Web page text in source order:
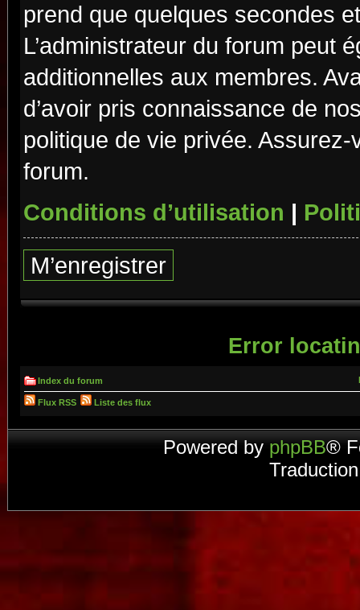
prend que quelques secondes
L’administrateur du forum peut
additionnelles aux membres.
d’avoir pris connaissance de
politique de vie privée.
forum.
Conditions d’utilisation |
M’enregistrer
Error
Index du forum
Flux RSS Liste des flux
Powered by phpBB®